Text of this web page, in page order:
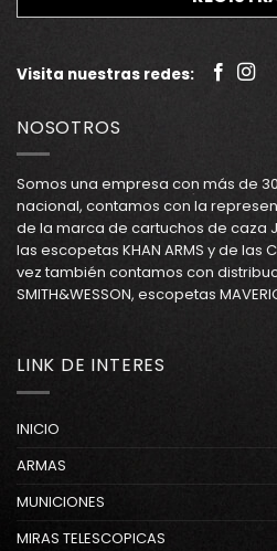
Visita nuestras redes:
NOSOTROS
Somos una empresa con más de
nacional, contamos con la
de la marca de cartuchos de caza
las escopetas KHAN ARMS y de las
vez también contamos con
SMITH&WESSON, escopetas
LINK DE INTERES
INICIO
ARMAS
MUNICIONES
MIRAS TELESCOPICAS